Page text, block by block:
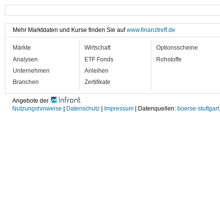
Mehr Marktdaten und Kurse finden Sie aufwww.finanztreff.de
Märkte
Analysen
Unternehmen
Branchen
Wirtschaft
ETF Fonds
Anleihen
Zertifikate
Optionsscheine
Rohstoffe
Angebote der
Nutzungshinweise | Datenschutz | Impressum | Datenquellen: boerse-